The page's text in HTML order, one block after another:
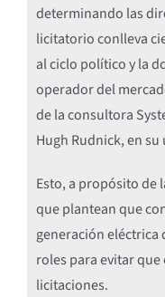
determinando las
licitatorio conlleva
al ciclo político y la
operador del
de la consultora
Hugh Rudnick, en
Esto, a propósito de
que plantean que
generación eléctrica
roles para evitar que
licitaciones.